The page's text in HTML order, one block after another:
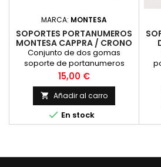
MARCA: MONTESA
SOPORTES PORTANUMEROS
MONTESA CAPPRA / CRONO
350
Conjunto de dos gomas
soporte de portanumeros
para montesa Cappra.
Tambien montados para
soporte de la cupula de
Montesa Crono 350.
Precio
15,00 €
 Añadir al carro
 En stock
de